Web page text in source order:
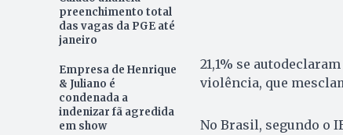
preenchimento total
das vagas da PGE até
janeiro
Empresa de Henrique
& Juliano é
condenada a
indenizar fã agredida
em show
21,1% se
violência, que
No Brasil, segundo o